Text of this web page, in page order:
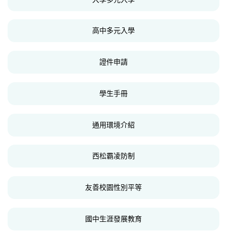
高中多元入學
證件申請
學生手冊
通用環境介紹
西松霸凌防制
友善校園性別平等
國中生涯發展教育